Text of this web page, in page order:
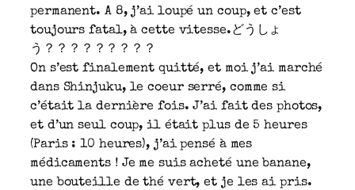
permanent. A 8, j’ai loupé un coup, et c’est
toujours fatal, à cette vitesse.どうしょ
う？？？？？？？？？
On s’est finalement quitté, et moi j’ai marché
dans Shinjuku, le coeur serré, comme si
c’était la dernière fois. J’ai fait des photos,
et d’un seul coup, il était plus de 5 heures
(Paris : 10 heures), j’ai pensé à mes
médicaments ! Je me suis acheté une banane,
une bouteille de thé vert, et je les ai pris.